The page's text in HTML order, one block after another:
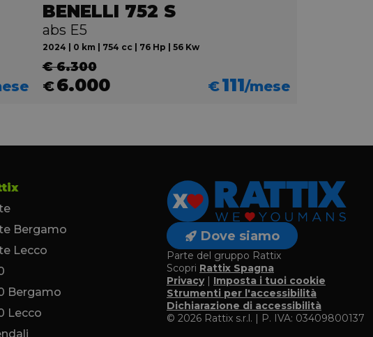
BENELLI 752 S
abs E5
2024 | 0 km | 754 cc | 76 Hp | 56 Kw
€ 6.300
€6.000 €111/mese
Bergamo
Lecco
Bergamo
Lecco
Dove siamo
Parte del gruppo Rattix
Scopri Rattix Spagna
Privacy| Imposta i tuoi cookie
Strumenti per l'accessibilità
Dichiarazione di accessibilità
© 2026 Rattix s.r.l. | P. IVA: 03409800137